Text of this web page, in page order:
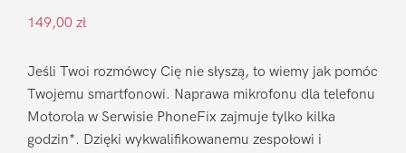
149,00 zł
Jeśli Twoi rozmówcy Cię nie słyszą, to wiemy jak pomóc
Twojemu smartfonowi. Naprawa mikrofonu dla telefonu
Motorola w Serwisie PhoneFix zajmuje tylko kilka
godzin*. Dzięki wykwalifikowanemu zespołowi i